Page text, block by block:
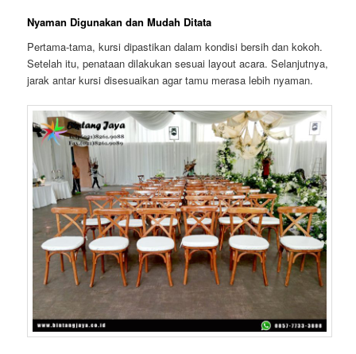
Nyaman Digunakan dan Mudah Ditata
Pertama-tama, kursi dipastikan dalam kondisi bersih dan kokoh.
Setelah itu, penataan dilakukan sesuai layout acara. Selanjutnya,
jarak antar kursi disesuaikan agar tamu merasa lebih nyaman.